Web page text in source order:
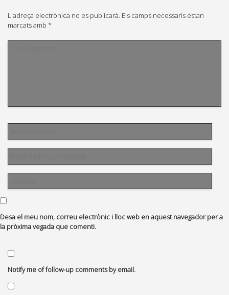
L'adreça electrònica no es publicarà. Els camps necessaris estan
marcats amb *
Desa el meu nom, correu electrònic i lloc web en aquest navegador per a
la pròxima vegada que comenti.
Notify me of follow-up comments by email.